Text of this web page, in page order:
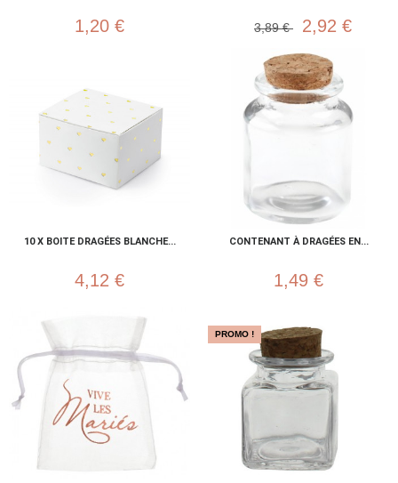
1,20 € 3,89 € 2,92 €
10 X BOITE DRAGÉES BLANCHE...
4,12 €
CONTENANT À DRAGÉES EN...
1,49 €
PROMO !